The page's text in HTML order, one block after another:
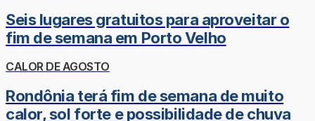
Seis lugares gratuitos para aproveitar o
fim de semana em Porto Velho
CALOR DE AGOSTO
Rondônia terá fim de semana de muito
calor, sol forte e possibilidade de chuva